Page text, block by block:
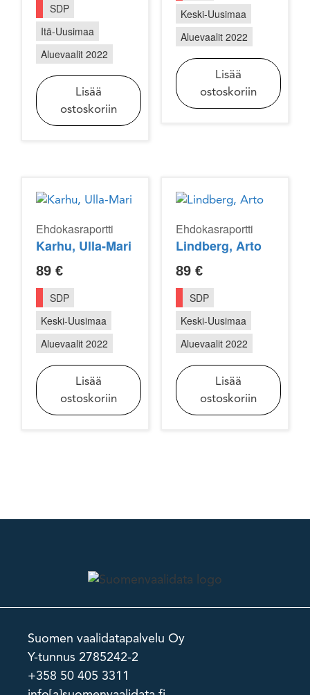
SDP
Itä-Uusimaa
Aluevaalit 2022
Lisää
ostoskoriin
Keski-Uusimaa
Aluevaalit 2022
Lisää
ostoskoriin
Ehdokasraportti
Karhu, Ulla-Mari
89 €
SDP
Keski-Uusimaa
Aluevaalit 2022
Lisää
ostoskoriin
Ehdokasraportti
Lindberg, Arto
89 €
SDP
Keski-Uusimaa
Aluevaalit 2022
Lisää
ostoskoriin
Suomen vaalidatapalvelu Oy
Y-tunnus 2785242-2
+358 50 405 3311